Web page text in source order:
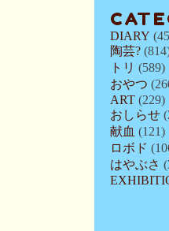
DIARY
陶芸?
トリ (589)
おやつ
ART (229)
おしらせ
献血 (121)
ロボド
はやぶさ